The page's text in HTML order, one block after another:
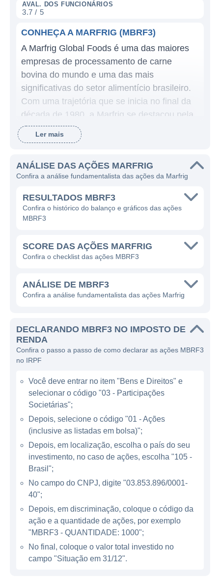
AVAL. DOS FUNCIONÁRIOS
3.7 / 5
CONHEÇA A MARFRIG (MBRF3)
A Marfrig Global Foods é uma das maiores
empresas de processamento de carne
bovina do mundo e uma das mais
significativas do setor alimentício brasileiro.
Com uma trajetória que se inicia no final da
década de 1980, a Marfrig se destacou pela
produção e comercialização de carne,
especialmente em mercados internacionais.
capacidade de atender diferentes
necessidades do consumidor, oferecendo
produtos de qualidade e soluções inovadoras
no setor de proteínas.
de alimentos, com foco na produção de
carnes bovinas e seus derivados. A empresa
desde cortes de carne in natura até produtos
processados e industrializados, como
diversificar suas receitas e atender a um
amplo espectro de clientes, que vão desde
supermercados até restaurantes e indústrias
ATUAÇÃO DA MARFRIG
Como uma das líderes globais no setor, a
Marfrig se destaca pela sua presença em
diversos países, principalmente na América
do Sul, América do Norte e alguns mercados
produção em várias localidades, o que
agilidade na entrega de produtos aos
consumidores. Essa expansão internacional
é um fator estratégico que potencializa a
competitividade da Marfrig em um mercado
Ler mais
ANÁLISE DAS AÇÕES MARFRIG
Confira a análise fundamentalista das ações da Marfrig
RESULTADOS MBRF3
Confira o histórico do balanço e gráficos das ações
MBRF3
SCORE DAS AÇÕES MARFRIG
Confira o checklist das ações MBRF3
ANÁLISE DE MBRF3
Confira a análise fundamentalista das ações Marfrig
DECLARANDO MBRF3 NO IMPOSTO DE
RENDA
Confira o passo a passo de como declarar as ações MBRF3
no IRPF
Você deve entrar no item "Bens e Direitos" e
selecionar o código "03 - Participações
Societárias";
Depois, selecione o código "01 - Ações
(inclusive as listadas em bolsa)";
Depois, em localização, escolha o país do seu
investimento, no caso de ações, escolha "105 -
Brasil";
No campo do CNPJ, digite "03.853.896/0001-
40";
Depois, em discriminação, coloque o código da
ação e a quantidade de ações, por exemplo
"MBRF3 - QUANTIDADE: 1000";
No final, coloque o valor total investido no
campo "Situação em 31/12".